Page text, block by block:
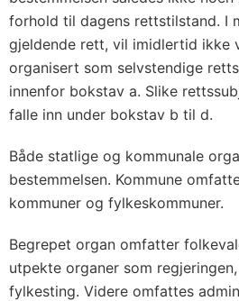
forhold til dagens rettstilstand. I
gjeldende rett, vil imidlertid ikke
organisert som selvstendige
innenfor bokstav a. Slike
falle inn under bokstav b til d.
Både statlige og kommunale
bestemmelsen. Kommune
kommuner og fylkeskommuner.
Begrepet organ omfatter
utpekte organer som
fylkesting. Videre omfattes